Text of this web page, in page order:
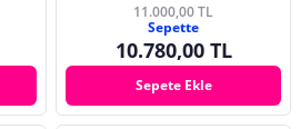
11.000,00 TL
Sepette
10.780,00 TL
Sepete Ekle